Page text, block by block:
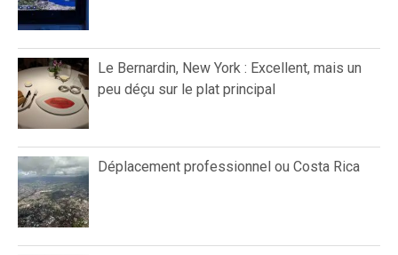
Le Bernardin, New York : Excellent, mais un
peu déçu sur le plat principal
Déplacement professionnel ou Costa Rica